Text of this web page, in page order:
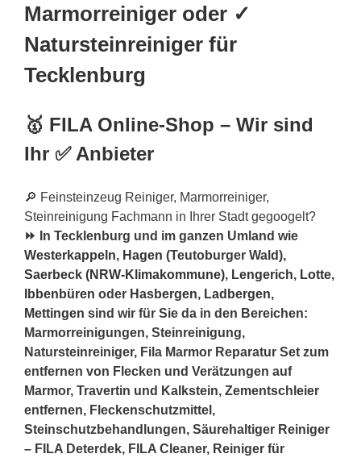
Marmorreiniger oder ✓
Natursteinreiniger für
Tecklenburg
🥇 FILA Online-Shop – Wir sind
Ihr ✅ Anbieter
🔎 Feinsteinzeug Reiniger, Marmorreiniger,
Steinreinigung Fachmann in Ihrer Stadt gegoogelt?
⏩ In Tecklenburg und im ganzen Umland wie
Westerkappeln, Hagen (Teutoburger Wald),
Saerbeck (NRW-Klimakommune), Lengerich, Lotte,
Ibbenbüren oder Hasbergen, Ladbergen,
Mettingen sind wir für Sie da in den Bereichen:
Marmorreinigungen, Steinreinigung,
Natursteinreiniger, Fila Marmor Reparatur Set zum
entfernen von Flecken und Verätzungen auf
Marmor, Travertin und Kalkstein, Zementschleier
entfernen, Fleckenschutzmittel,
Steinschutzbehandlungen, Säurehaltiger Reiniger
– FILA Deterdek, FILA Cleaner, Reiniger für